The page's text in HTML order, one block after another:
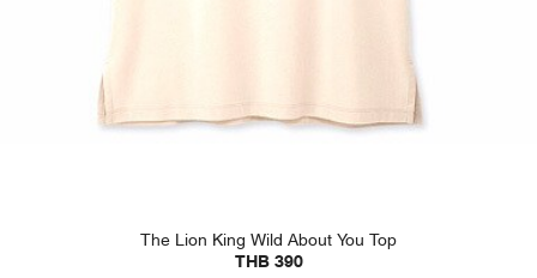
The Lion King Wild About You Top
THB 390